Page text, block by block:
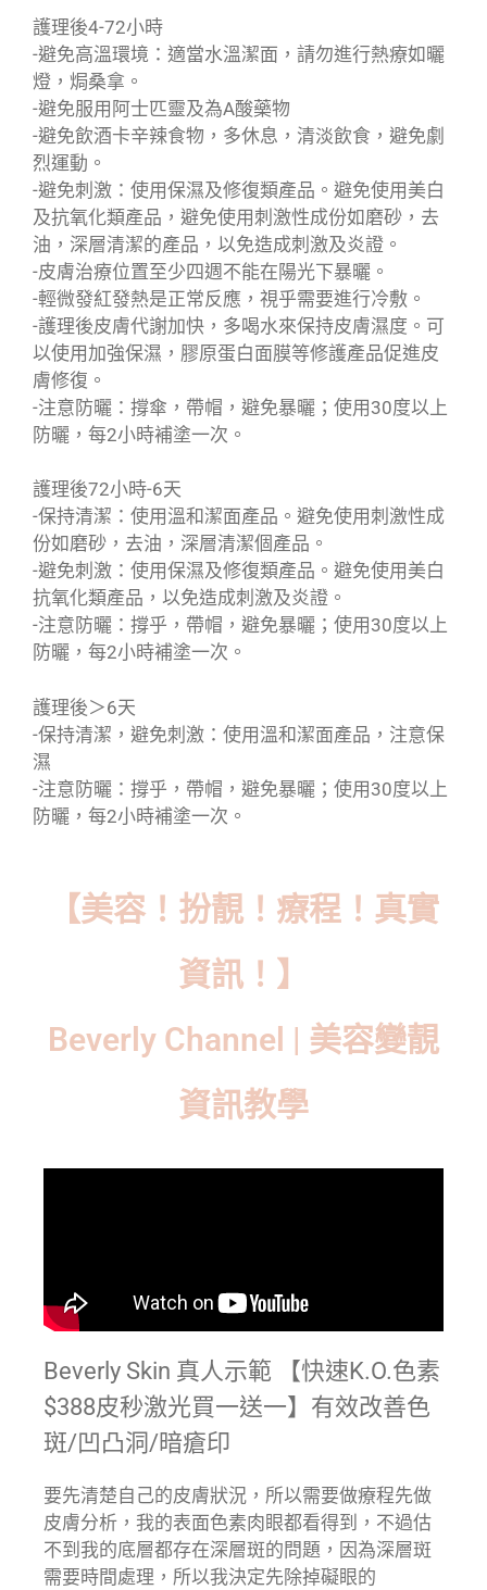
護理後4-72小時
-避免高溫環境：適當水溫潔面，請勿進行熱療如曬
燈，焗桑拿。
-避免服用阿士匹靈及為A酸藥物
-避免飲酒卡辛辣食物，多休息，清淡飲食，避免劇
烈運動。
-避免刺激：使用保濕及修復類產品。避免使用美白
及抗氧化類產品，避免使用刺激性成份如磨砂，去
油，深層清潔的產品，以免造成刺激及炎證。
-皮膚治療位置至少四週不能在陽光下暴曬。
-輕微發紅發熱是正常反應，視乎需要進行冷敷。
-護理後皮膚代謝加快，多喝水來保持皮膚濕度。可
以使用加強保濕，膠原蛋白面膜等修護產品促進皮
膚修復。
-注意防曬：撐傘，帶帽，避免暴曬；使用30度以上
防曬，每2小時補塗一次。
護理後72小時-6天
-保持清潔：使用溫和潔面產品。避免使用刺激性成
份如磨砂，去油，深層清潔個產品。
-避免刺激：使用保濕及修復類產品。避免使用美白
抗氧化類產品，以免造成刺激及炎證。
-注意防曬：撐乎，帶帽，避免暴曬；使用30度以上
防曬，每2小時補塗一次。
護理後＞6天
-保持清潔，避免刺激：使用溫和潔面產品，注意保
濕
-注意防曬：撐乎，帶帽，避免暴曬；使用30度以上
防曬，每2小時補塗一次。
【美容！扮靚！療程！真實
資訊！】
Beverly Channel | 美容變靚
資訊教學
Beverly Skin 真人示範 【快速K.O.色素
$388皮秒激光買一送一】有效改善色
斑/凹凸洞/暗瘡印
要先清楚自己的皮膚狀況，所以需要做療程先做
皮膚分析，我的表面色素肉眼都看得到，不過估
不到我的底層都存在深層斑的問題，因為深層斑
需要時間處理，所以我決定先除掉礙眼的